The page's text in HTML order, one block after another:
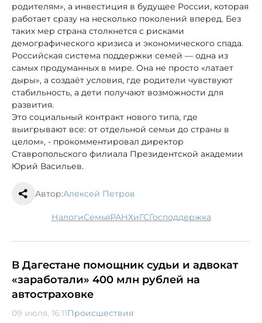
родителям», а инвестиция в будущее России, которая
работает сразу на несколько поколений вперед. Без
таких мер страна столкнется с рисками
демографического кризиса и экономического спада.
Российская система поддержки семей — одна из
самых продуманных в мире. Она не просто «латает
дыры», а создаёт условия, где родители чувствуют
стабильность, а дети получают возможности для
развития.
Это социальный контракт нового типа, где
выигрывают все: от отдельной семьи до страны в
целом», - прокомментировал директор
Ставропольского филиала Президентской академии
Юрий Васильев.
Автор:Алексей Петров
налоги семья РАНХиГС господдержка
В Дагестане помощник судьи и адвокат
«заработали» 400 млн рублей на
автостраховке
09 июля, 16:11Происшествия